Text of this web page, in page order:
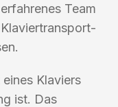
Team
Klaviers
ist. Das